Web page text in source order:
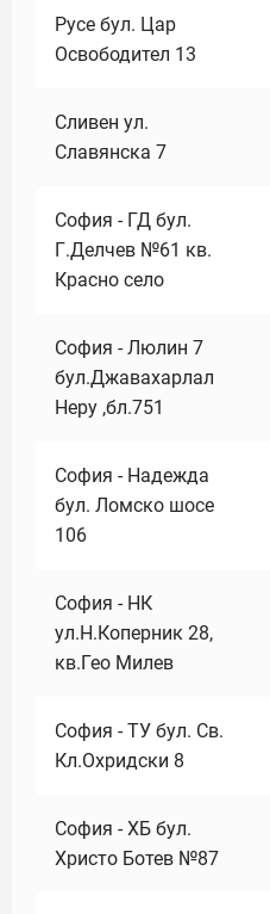
Русе бул. Цар
Освободител 13
Сливен ул.
Славянска 7
София - ГД бул.
Г.Делчев №61 кв.
Красно село
София - Люлин 7
бул.Джавахарлал
Неру ,бл.751
София - Надежда
бул. Ломско шосе
106
София - НК
ул.Н.Коперник 28,
кв.Гео Милев
София - ТУ бул. Св.
Кл.Охридски 8
София - ХБ бул.
Христо Ботев №87